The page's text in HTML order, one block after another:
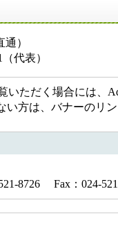
）
表）
ただく場合には、
い方は、バナーのリ
8726 Fax：024-